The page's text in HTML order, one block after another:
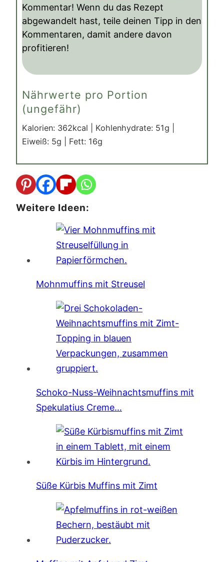
Kommentar! Wenn du das Rezept
abgewandelt hast, teile deinen Tipp in den
Kommentaren, damit andere davon
profitieren!
Nährwerte pro Portion
(ungefähr)
Kalorien: 362kcal Kohlenhydrate: 51g
Eiweiß: 5g Fett: 16g
Weitere Ideen:
Mohnmuffins mit Streusel
Schoko-Nuss-Weihnachtsmuffins mit
Spekulatius Creme…
Süße Kürbis Muffins mit Zimt